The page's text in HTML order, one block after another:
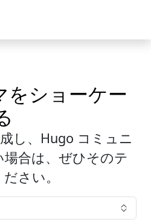
をショーケー
し、Hugo コミュニ
合は、ぜひそのテ
さい。